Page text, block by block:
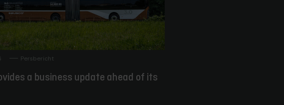
Persbericht
a business update ahead of its